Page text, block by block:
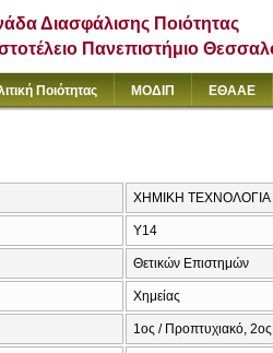
Διασφάλισης Ποιότητας
Πανεπιστήμιο
Ποιότητας ΜΟΔΙΠ ΕΘΑΑΕ
ΧΗΜΙΚΗ ΤΕΧΝΟΛΟΓΙΑ
Υ14
Θετικών Επιστημών
Χημείας
1ος / Προπτυχιακό,